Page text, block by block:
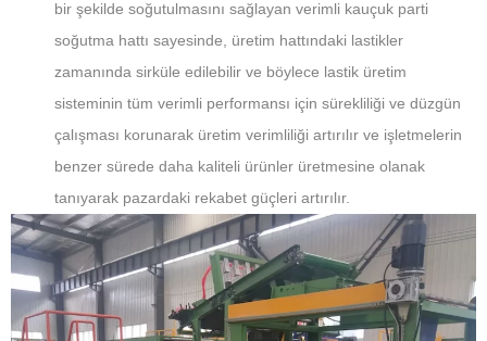
bir şekilde soğutulmasını sağlayan verimli kauçuk parti
soğutma hattı sayesinde, üretim hattındaki lastikler
zamanında sirküle edilebilir ve böylece lastik üretim
sisteminin tüm verimli performansı için sürekliliği ve düzgün
çalışması korunarak üretim verimliliği artırılır ve işletmelerin
benzer sürede daha kaliteli ürünler üretmesine olanak
tanıyarak pazardaki rekabet güçleri artırılır.